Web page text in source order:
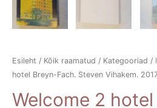
Esileht / Kõik raamatud / Kategooriad /
hotel Breyn-Fach. Steven Vihakem.
Welcome 2